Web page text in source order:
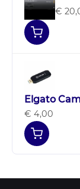
€
Elgato
€ 4,00